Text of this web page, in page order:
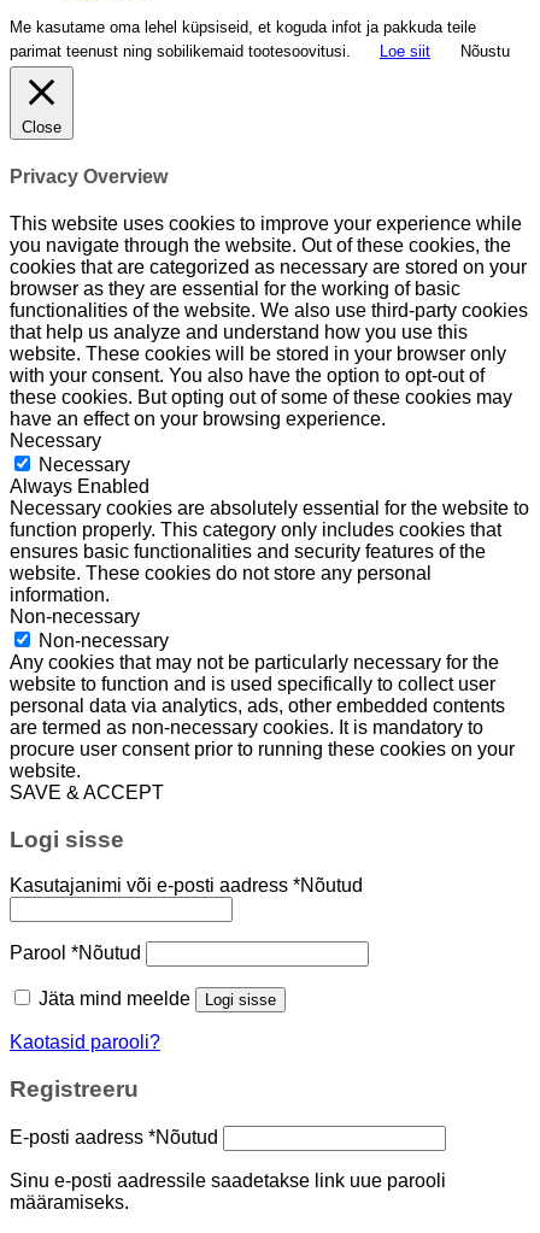
Me kasutame oma lehel küpsiseid, et koguda infot ja pakkuda teile
parimat teenust ning sobilikemaid tootesoovitusi.
Loe siit Nõustu
Close
Privacy Overview
This website uses cookies to improve your experience while
you navigate through the website. Out of these cookies, the
cookies that are categorized as necessary are stored on your
browser as they are essential for the working of basic
functionalities of the website. We also use third-party cookies
that help us analyze and understand how you use this
website. These cookies will be stored in your browser only
with your consent. You also have the option to opt-out of
these cookies. But opting out of some of these cookies may
have an effect on your browsing experience.
Necessary
Necessary
Always Enabled
Necessary cookies are absolutely essential for the website to
function properly. This category only includes cookies that
ensures basic functionalities and security features of the
website. These cookies do not store any personal
information.
Non-necessary
Non-necessary
Any cookies that may not be particularly necessary for the
website to function and is used specifically to collect user
personal data via analytics, ads, other embedded contents
are termed as non-necessary cookies. It is mandatory to
procure user consent prior to running these cookies on your
website.
SAVE & ACCEPT
Logi sisse
Kasutajanimi või e-posti aadress *Nõutud
Parool *Nõutud
Jäta mind meelde Logi sisse
Kaotasid parooli?
Registreeru
E-posti aadress *Nõutud
Sinu e-posti aadressile saadetakse link uue parooli
määramiseks.